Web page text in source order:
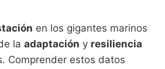
en los gigantes marinos
la adaptación y resiliencia
Comprender estos datos